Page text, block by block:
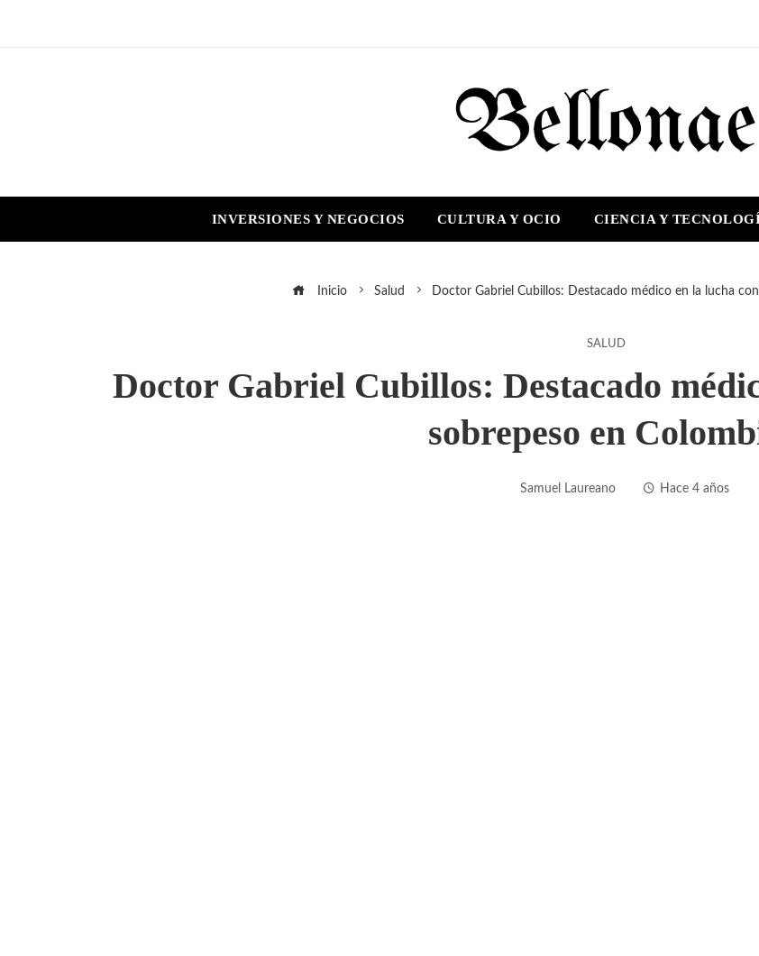
INVERSIONES Y NEGOCIOS CULTURA Y OCIO CIENCIA Y
Inicio Salud Doctor Gabriel Cubillos: Destacado médico en la lucha
SALUD
Doctor Gabriel Cubillos: Destacado
sobrepeso en
Samuel Laureano Hace 4 años